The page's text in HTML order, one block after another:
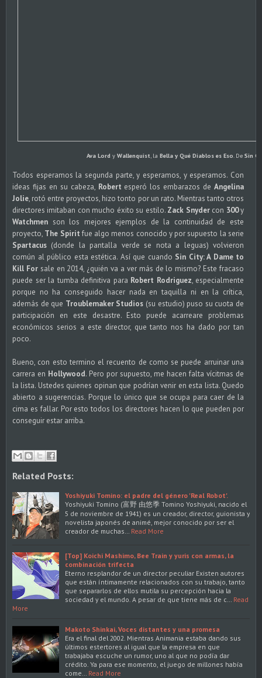
Ava Lord y Wallenquist, la Bella y Qué Diablos es Eso.De Sin
Todos esperamos la segunda parte, y esperamos, y esperamos. Con
ideas fijas en su cabeza, Robert esperó los embarazos de Angelina
Jolie, rotó entre proyectos, hizo tonto por un rato. Mientras tanto otros
directores imitaban con mucho éxito su estilo. Zack Snydercon 300y
Watchmen son los mejores ejemplos de la continuidad de este
proyecto, The Spirit fue algo menos conocido y por supuesto la serie
Spartacus (donde la pantalla verde se nota a leguas) volvieron
común al público esta estética. Así que cuando Sin City: A Dame to
Kill Forsale en 2014, ¿quién va a ver más de lo mismo? Este fracaso
puede ser la tumba definitiva para Robert Rodriguez, especialmente
porque no ha conseguido hacer nada en taquilla ni en la crítica,
además de que Troublemaker Studios (su estudio) puso su cuota de
participación en este desastre. Esto puede acarreare problemas
económicos serios a este director, que tanto nos ha dado por tan
poco.
Bueno, con esto termino el recuento de como se puede arruinar una
carrera en Hollywood. Pero por supuesto, me hacen falta vícitmas de
la lista. Ustedes quienes opinan que podrían venir en esta lista. Quedo
abierto a sugerencias. Porque lo único que se ocupa para caer de la
cima es fallar. Por esto todos los directores hacen lo que pueden por
conseguir estar arriba.
Related Posts:
Yoshiyuki Tomino: el padre del género 'Real Robot'.
Yoshiyuki Tomino (富野 由悠季 Tomino Yoshiyuki, nacido el
5 de noviembre de 1941) es un creador, director, guionista y
novelista japonés de animé, mejor conocido por ser el
creador de muchas…
Read More
[Top] Koichi Mashimo, Bee Train y yuris con armas, la
combinación trifecta
Eterno resplandor de un director peculiar Existen autores
que están íntimamente relacionados con su trabajo, tanto
que separarlos de ellos mutila su percepción hacia la
sociedad y el mundo. A pesar de que tiene más de c…
Read
More
Makoto Shinkai, Voces distantes y una promesa
Era el final del 2002. Mientras Animania estaba dando sus
últimos estertores al igual que la empresa en que
trabajaba escuche un rumor, uno al que no podía dar
crédito. Ya para ese momento, el juego de millones había
come…
Read More